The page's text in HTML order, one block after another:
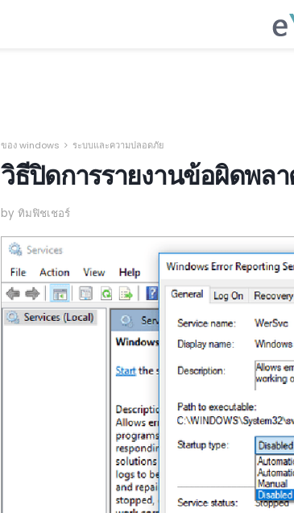
ของ windows ระบบและความปลอดภัย
วิธีปิดการรายงานข้อผิดพล
by ทิมฟิชเชอร์